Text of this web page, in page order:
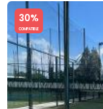
30%
COMPATIBLE
Slide 1 of 5